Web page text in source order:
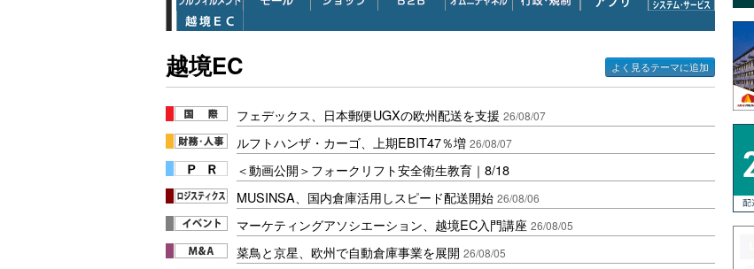
越境EC よく見るテーマに追加
フェデックス、日本郵便UGXの欧州配送を支援 26/08/07
ルフトハンザ・カーゴ、上期EBIT47％増 26/08/07
＜動画公開＞フォークリフト安全衛生教育｜8/18
MUSINSA、国内倉庫活用しスピード配送開始 26/08/06
マーケティングアソシエーション、越境EC入門講座 26/08/05
菜鳥と京星、欧州で自動倉庫事業を展開 26/08/05